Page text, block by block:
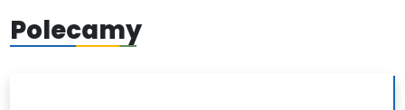
Polecamy